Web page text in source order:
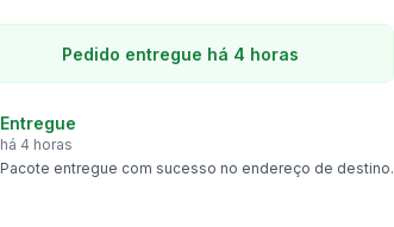
Pedido entregue há 4 horas
Entregue
há 4 horas
Pacote entregue com sucesso no endereço de destino.